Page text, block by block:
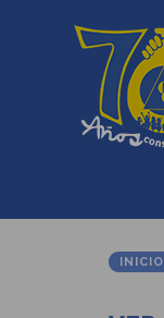
INICIO